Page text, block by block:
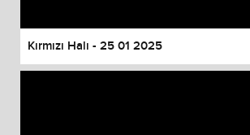
Kırmızı Halı - 25 01 2025